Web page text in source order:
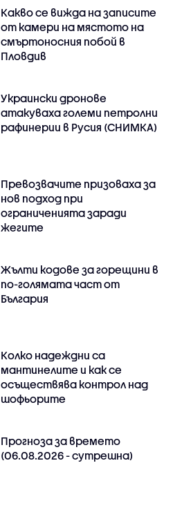
Какво се вижда на записите
от камери на мястото на
смъртоносния побой в
Пловдив
Украински дронове
атакуваха големи петролни
рафинерии в Русия (СНИМКА)
Превозвачите призоваха за
нов подход при
ограниченията заради
жегите
Жълти кодове за горещини в
по-голямата част от
България
Колко надеждни са
мантинелите и как се
осъществява контрол над
шофьорите
Прогноза за времето
(06.08.2026 - сутрешна)